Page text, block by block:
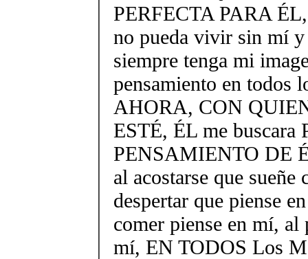
PERFECTA PARA
no pueda vivir sin mí
siempre tenga mi
pensamiento en todos
AHORA, CON
ESTÉ, ÉL me buscara
PENSAMIENTO DE
al acostarse que sueñe
despertar que piense
comer piense en mí, al
mí, EN TODOS Los